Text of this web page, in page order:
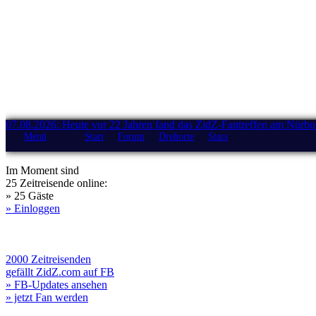
07.08.2026: Heute vor 22 Jahren fand das ZidZ-Fantreffen am
Menü Start Forum Drehorte Stars
Im Moment sind
25 Zeitreisende online:
» 25 Gäste
» Einloggen
2000 Zeitreisenden
gefällt ZidZ.com auf FB
» FB-Updates ansehen
» jetzt Fan werden